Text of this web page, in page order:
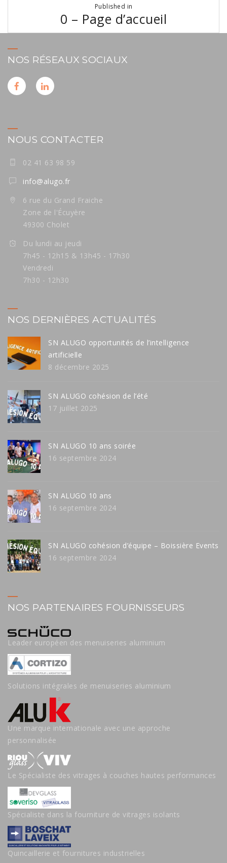
l’article
Published in
0 – Page d’accueil
NOS RÉSEAUX SOCIAUX
NOUS CONTACTER
02 41 63 98 59
info@alugo.fr
6 rue du Grand Fraiche
Zone de l'Écuyère
49300 Cholet
Du lundi au jeudi
7h45 - 12h15 & 13h45 - 17h30
Vendredi
7h30 - 12h30
NOS DERNIÈRES ACTUALITÉS
SN ALUGO opportunités de l’intelligence
artificielle
8 décembre 2025
SN ALUGO cohésion de l’été
17 juillet 2025
SN ALUGO 10 ans soirée
16 septembre 2024
SN ALUGO 10 ans
16 septembre 2024
SN ALUGO cohésion d’équipe – Boissière Events
16 septembre 2024
NOS PARTENAIRES FOURNISSEURS
Leader européen des menuiseries aluminium
Solutions intégrales de menuiseries aluminium
Une marque internationale avec une approche
personnalisée
Le Spécialiste des vitrages à couches hautes performances
Spécialiste dans la fourniture de vitrages isolants
Quincaillerie et fournitures industrielles